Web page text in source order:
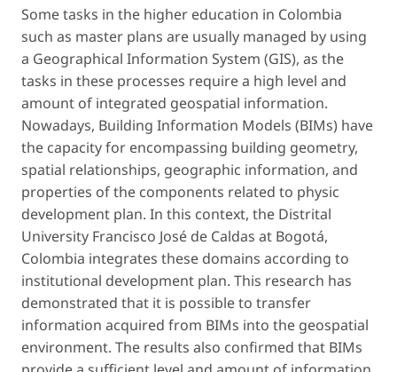
Some tasks in the higher education in Colombia
such as master plans are usually managed by using
a Geographical Information System (GIS), as the
tasks in these processes require a high level and
amount of integrated geospatial information.
Nowadays, Building Information Models (BIMs) have
the capacity for encompassing building geometry,
spatial relationships, geographic information, and
properties of the components related to physic
development plan. In this context, the Distrital
University Francisco José de Caldas at Bogotá,
Colombia integrates these domains according to
institutional development plan. This research has
demonstrated that it is possible to transfer
information acquired from BIMs into the geospatial
environment. The results also confirmed that BIMs